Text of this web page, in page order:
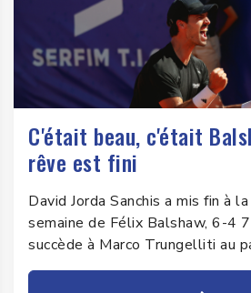
C'était beau, c'était
rêve est fini
David Jorda Sanchis a mis fin à
semaine de Félix Balshaw, 6-4
succède à Marco Trungelliti au